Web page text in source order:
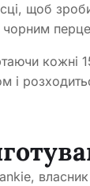
щоб
кожні
і
власник